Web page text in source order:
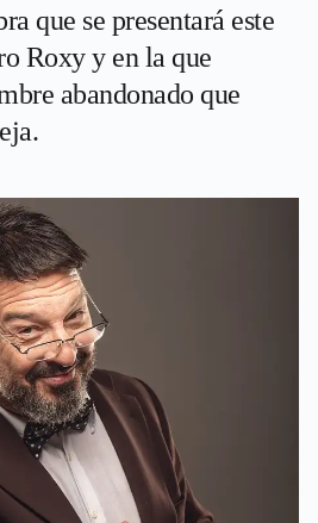
que se presentará este
Roxy y en la que
abandonado que